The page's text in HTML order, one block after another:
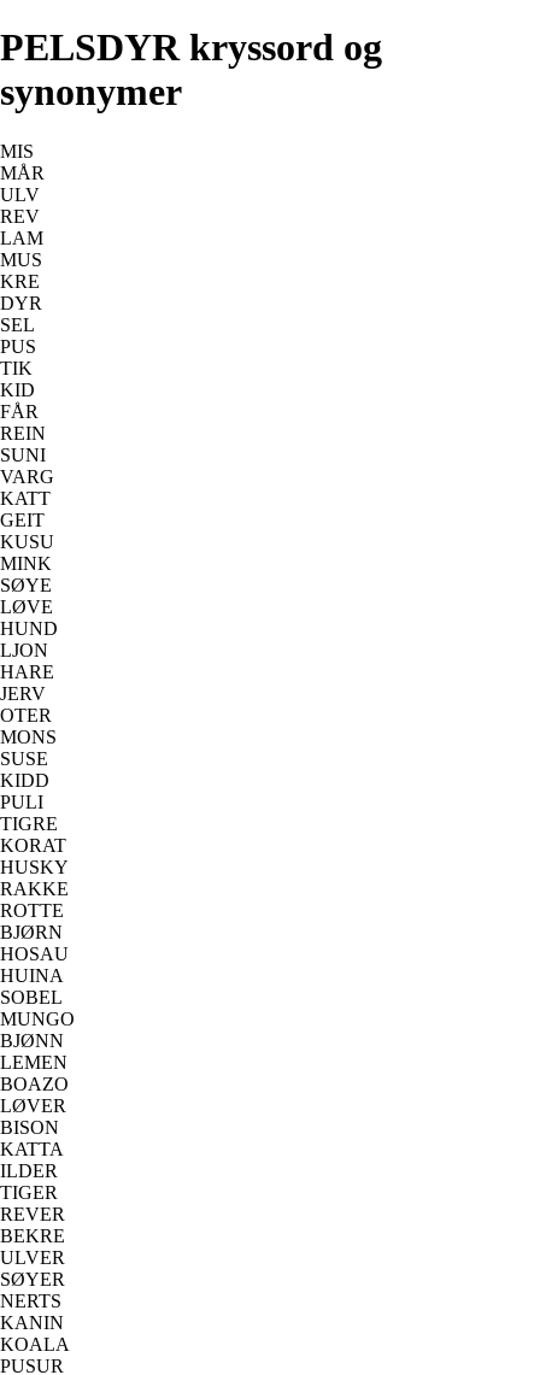
PELSDYR kryssord og
synonymer
MIS
MÅR
ULV
REV
LAM
MUS
KRE
DYR
SEL
PUS
TIK
KID
FÅR
REIN
SUNI
VARG
KATT
GEIT
KUSU
MINK
SØYE
LØVE
HUND
LJON
HARE
JERV
OTER
MONS
SUSE
KIDD
PULI
TIGRE
KORAT
HUSKY
RAKKE
ROTTE
BJØRN
HOSAU
HUINA
SOBEL
MUNGO
BJØNN
LEMEN
BOAZO
LØVER
BISON
KATTA
ILDER
TIGER
REVER
BEKRE
ULVER
SØYER
NERTS
KANIN
KOALA
PUSUR